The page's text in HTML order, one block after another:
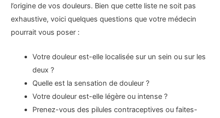
l’origine de vos douleurs. Bien que cette liste ne soit pas
exhaustive, voici quelques questions que votre médecin
pourrait vous poser :
Votre douleur est-elle localisée sur un sein ou sur les
deux ?
Quelle est la sensation de douleur ?
Votre douleur est-elle légère ou intense ?
Prenez-vous des pilules contraceptives ou faites-